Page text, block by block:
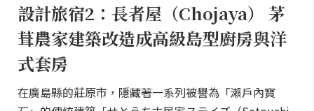
設計旅宿2：長者屋（Chojaya） 茅
葺農家建築改造成高級島型廚房與洋
式套房
在廣島縣的莊原市，隱藏著一系列被譽為「瀨戶內寶